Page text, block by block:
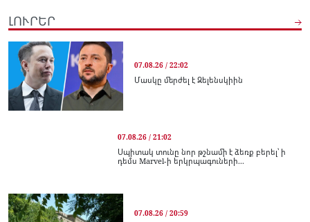
ԼՈՒՐԵՐ
07.08.26 / 22:02
Մասկը մերժել է Զելենսկիին
07.08.26 / 21:02
Սպիտակ տունը նոր թշնամի է ձեռք բերել՝ ի
դեմս Marvel-ի երկրպագուների...
07.08.26 / 20:59